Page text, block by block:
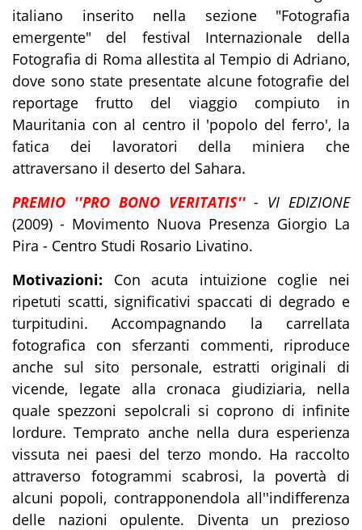
italiano inserito nella sezione "Fotografia
emergente" del festival Internazionale della
Fotografia di Roma allestita al Tempio di Adriano,
dove sono state presentate alcune fotografie del
reportage frutto del viaggio compiuto in
Mauritania con al centro il 'popolo del ferro', la
fatica dei lavoratori della miniera che
attraversano il deserto del Sahara.
PREMIO ''PRO BONO VERITATIS''- VI EDIZIONE
(2009) - Movimento Nuova Presenza Giorgio La
Pira - Centro Studi Rosario Livatino.
Motivazioni: Con acuta intuizione coglie nei
ripetuti scatti, significativi spaccati di degrado e
turpitudini. Accompagnando la carrellata
fotografica con sferzanti commenti, riproduce
anche sul sito personale, estratti originali di
vicende, legate alla cronaca giudiziaria, nella
quale spezzoni sepolcrali si coprono di infinite
lordure. Temprato anche nella dura esperienza
vissuta nei paesi del terzo mondo. Ha raccolto
attraverso fotogrammi scabrosi, la povertà di
alcuni popoli, contrapponendola all''indifferenza
delle nazioni opulente. Diventa un prezioso